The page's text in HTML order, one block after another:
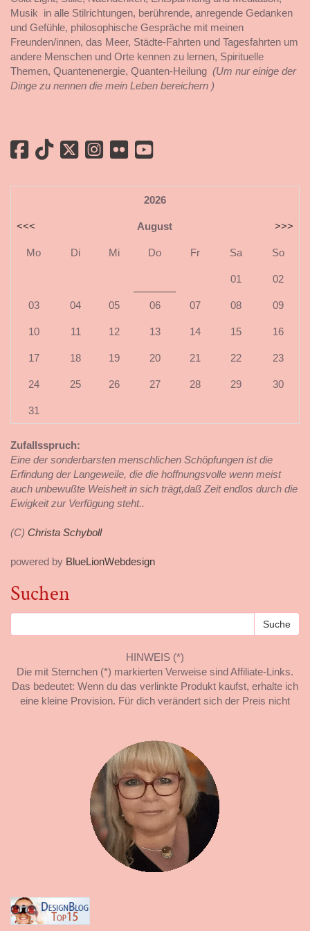
Musik in alle Stilrichtungen, berührende, anregende Gedanken
und Gefühle, philosophische Gespräche mit meinen
Freunden/innen, das Meer, Städte-Fahrten und Tagesfahrten um
andere Menschen und Orte kennen zu lernen, Spirituelle
Themen, Quantenenergie, Quanten-Heilung (Um nur einige der
Dinge zu nennen die mein Leben bereichern )
2026
<<< August >>>
Mo Di Mi Do Fr Sa So
01 02
03 04 05 06 07 08 09
10 11 12 13 14 15 16
17 18 19 20 21 22 23
24 25 26 27 28 29 30
31
Zufallsspruch:
Eine der sonderbarsten menschlichen Schöpfungen ist die
Erfindung der Langeweile, die die hoffnungsvolle wenn meist
auch unbewußte Weisheit in sich trägt,daß Zeit endlos durch die
Ewigkeit zur Verfügung steht..
(C) Christa Schyboll
powered by BlueLionWebdesign
Suchen
HINWEIS (*)
Die mit Sternchen (*) markierten Verweise sind Affiliate-Links.
Das bedeutet: Wenn du das verlinkte Produkt kaufst, erhalte ich
eine kleine Provision. Für dich verändert sich der Preis nicht